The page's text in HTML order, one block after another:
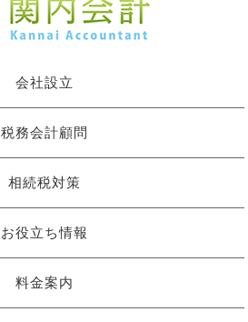
会社設立
税務会計顧問
相続税対策
お役立ち情報
料金案内